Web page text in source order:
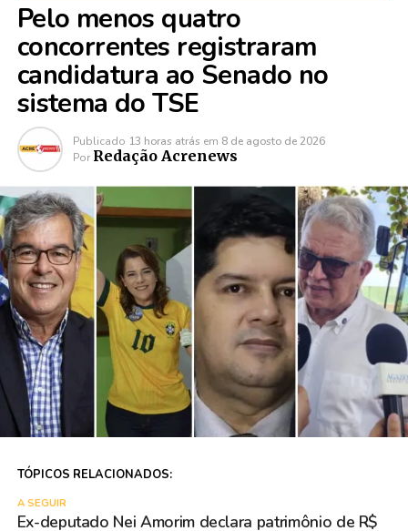
Pelo menos quatro
concorrentes registraram
candidatura ao Senado no
sistema do TSE
Publicado 13 horas atrás em 8 de agosto de 2026
Por Redação Acrenews
TÓPICOS RELACIONADOS:
A SEGUIR
Ex-deputado Nei Amorim declara patrimônio de R$